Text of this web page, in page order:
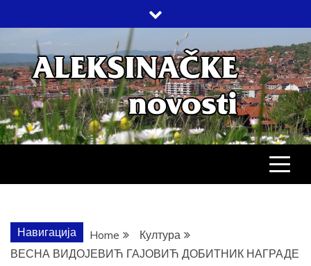
to
content
НОВОСТИ
ДРУШТВО, КУЛТУРА, ЕКОНОМИЈА,
СПОРТ, ПОСЛОВНИ ИМЕНИК,
Навигација Home
Култура
ВЕСНА ВИДОЈЕВИЋ ГАЈОВИЋ ДОБИТНИК НАГРАДЕ